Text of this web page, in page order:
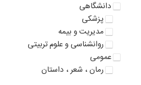
دانشگاهی
پزشکی
مدیریت و بیمه
روانشناسی و علوم تربیتی
عمومی
رمان ، شعر ، داستان